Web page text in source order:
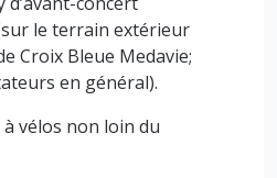
le terrain extérieur
Croix Bleue Medavie;
en général).
vélos non loin du